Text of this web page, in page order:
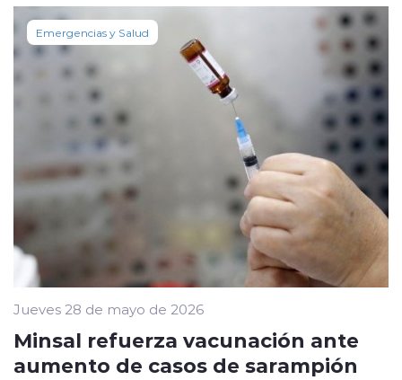
Emergencias y Salud
Jueves 28 de mayo de 2026
Minsal refuerza vacunación ante
aumento de casos de sarampión